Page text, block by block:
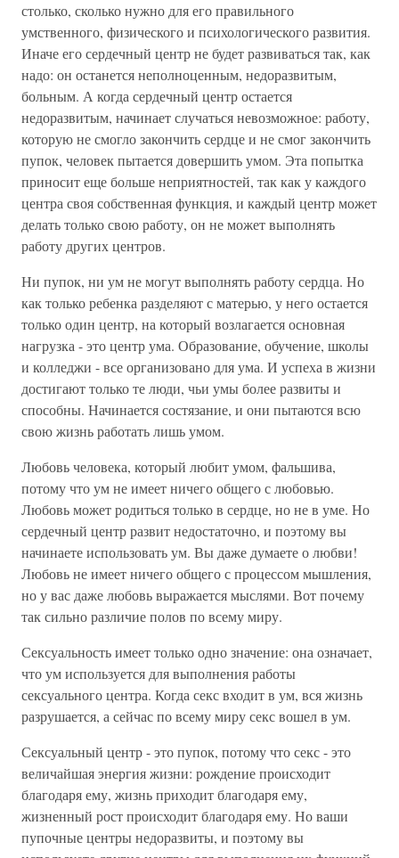
столько, сколько нужно для его правильного
умственного, физического и психологического развития.
Иначе его сердечный центр не будет развиваться так, как
надо: он останется неполноценным, недоразвитым,
больным. А когда сердечный центр остается
недоразвитым, начинает случаться невозможное: работу,
которую не смогло закончить сердце и не смог закончить
пупок, человек пытается довершить умом. Эта попытка
приносит еще больше неприятностей, так как у каждого
центра своя собственная функция, и каждый центр может
делать только свою работу, он не может выполнять
работу других центров.
Ни пупок, ни ум не могут выполнять работу сердца. Но
как только ребенка разделяют с матерью, у него остается
только один центр, на который возлагается основная
нагрузка - это центр ума. Образование, обучение, школы
и колледжи - все организовано для ума. И успеха в жизни
достигают только те люди, чьи умы более развиты и
способны. Начинается состязание, и они пытаются всю
свою жизнь работать лишь умом.
Любовь человека, который любит умом, фальшива,
потому что ум не имеет ничего общего с любовью.
Любовь может родиться только в сердце, но не в уме. Но
сердечный центр развит недостаточно, и поэтому вы
начинаете использовать ум. Вы даже думаете о любви!
Любовь не имеет ничего общего с процессом мышления,
но у вас даже любовь выражается мыслями. Вот почему
так сильно различие полов по всему миру.
Сексуальность имеет только одно значение: она означает,
что ум используется для выполнения работы
сексуального центра. Когда секс входит в ум, вся жизнь
разрушается, а сейчас по всему миру секс вошел в ум.
Сексуальный центр - это пупок, потому что секс - это
величайшая энергия жизни: рождение происходит
благодаря ему, жизнь приходит благодаря ему,
жизненный рост происходит благодаря ему. Но ваши
пупочные центры недоразвиты, и поэтому вы